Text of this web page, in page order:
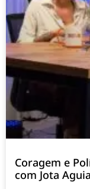
Coragem e
com Jota